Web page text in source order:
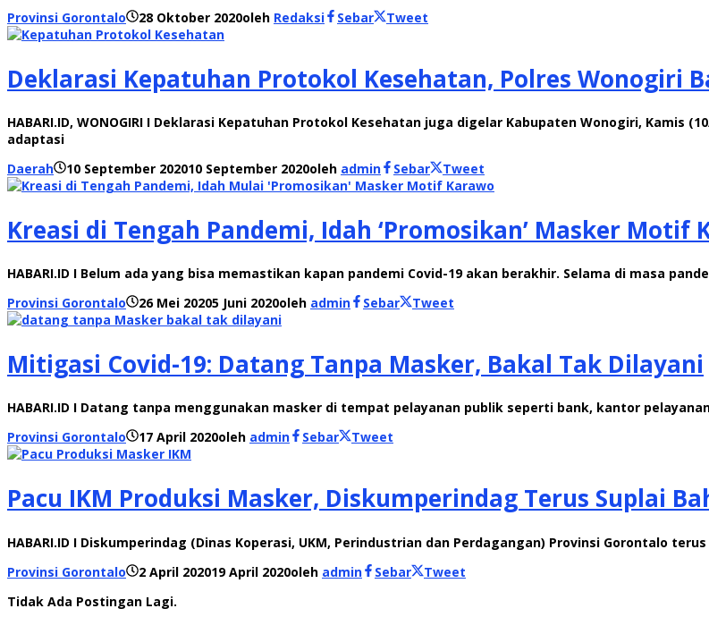
Provinsi Gorontalo
28 Oktober 2020oleh Redaksi Sebar Tweet
Deklarasi Kepatuhan Protokol Kesehatan, Polres Wonogiri
HABARI.ID, WONOGIRI I Deklarasi Kepatuhan Protokol Kesehatan juga digelar Kabupaten Wonogiri, Kamis
adaptasi
Daerah
10 September 202010 September 2020oleh admin Sebar Tweet
Kreasi di Tengah Pandemi, Idah ‘Promosikan’ Masker Motif
HABARI.ID I Belum ada yang bisa memastikan kapan pandemi Covid-19 akan berakhir. Selama di masa
Provinsi Gorontalo
26 Mei 20205 Juni 2020oleh admin Sebar Tweet
Mitigasi Covid-19: Datang Tanpa Masker, Bakal Tak Dilayani
HABARI.ID I Datang tanpa menggunakan masker di tempat pelayanan publik seperti bank, kantor
Provinsi Gorontalo
17 April 2020oleh admin Sebar Tweet
Pacu IKM Produksi Masker, Diskumperindag Terus Suplai
HABARI.ID I Diskumperindag (Dinas Koperasi, UKM, Perindustrian dan Perdagangan) Provinsi Gorontalo
Provinsi Gorontalo
2 April 202019 April 2020oleh admin Sebar
Tweet
Tidak Ada Postingan Lagi.